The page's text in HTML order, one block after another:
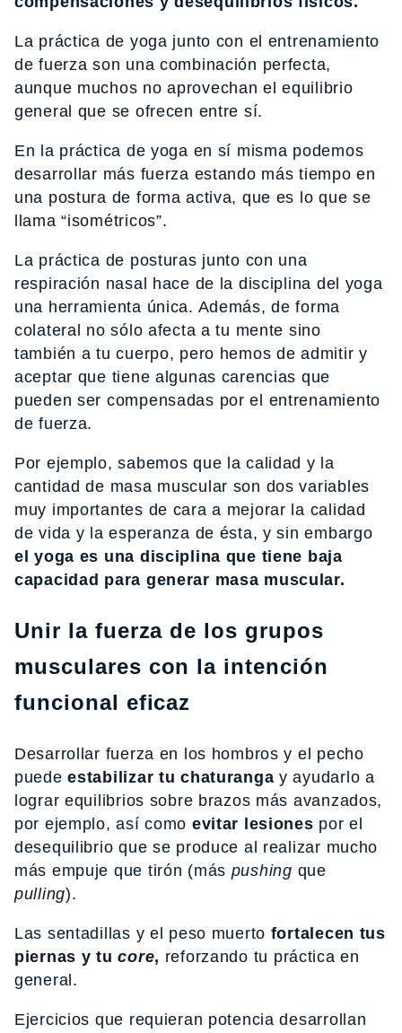
La práctica de yoga junto con el entrenamiento
de fuerza son una combinación perfecta,
aunque muchos no aprovechan el equilibrio
general que se ofrecen entre sí.
En la práctica de yoga en sí misma podemos
desarrollar más fuerza estando más tiempo en
una postura de forma activa, que es lo que se
llama “isométricos”.
La práctica de posturas junto con una
respiración nasal hace de la disciplina del yoga
una herramienta única. Además, de forma
colateral no sólo afecta a tu mente sino
también a tu cuerpo, pero hemos de admitir y
aceptar que tiene algunas carencias que
pueden ser compensadas por el entrenamiento
de fuerza.
Por ejemplo, sabemos que la calidad y la
cantidad de masa muscular son dos variables
muy importantes de cara a mejorar la calidad
de vida y la esperanza de ésta, y sin embargo
el yoga es una disciplina que tiene baja
capacidad para generar masa muscular.
Unir la fuerza de los grupos
musculares con la intención
funcional eficaz
Desarrollar fuerza en los hombros y el pecho
puedeestabilizar tu chaturanga y ayudarlo a
lograr equilibrios sobre brazos más avanzados,
por ejemplo, así como evitar lesiones por el
desequilibrio que se produce al realizar mucho
más empuje que tirón (más pushing que
pulling).
Las sentadillas y el peso muerto fortalecen tus
piernas y tucore, reforzando tu práctica en
general.
Ejercicios que requieran potencia desarrollan